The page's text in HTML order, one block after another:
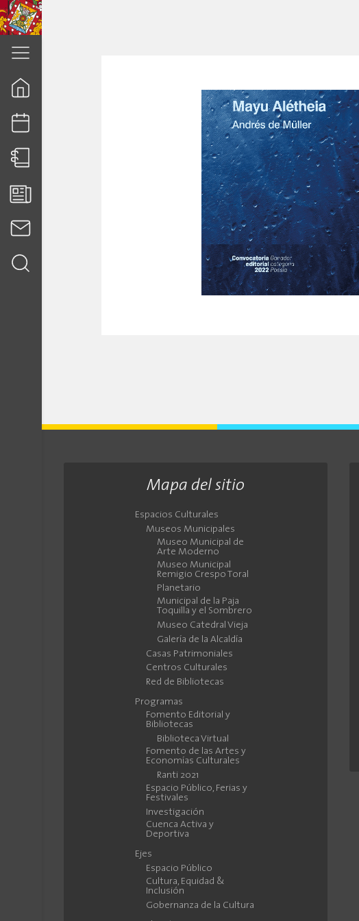
Mapa del sitio
Espacios Culturales
Museos Municipales
Museo Municipal de
Arte Moderno
Museo Municipal
Remigio Crespo Toral
Planetario
Municipal de la Paja
Toquilla y el Sombrero
Museo Catedral Vieja
Galería de la Alcaldía
Casas Patrimoniales
Centros Culturales
Red de Bibliotecas
Programas
Fomento Editorial y
Bibliotecas
Biblioteca Virtual
Fomento de las Artes y
Economías Culturales
Ranti 2021
Espacio Público, Ferias y
Festivales
Investigación
Cuenca Activa y
Deportiva
Ejes
Espacio Público
Cultura, Equidad &
Inclusión
Gobernanza de la Cultura